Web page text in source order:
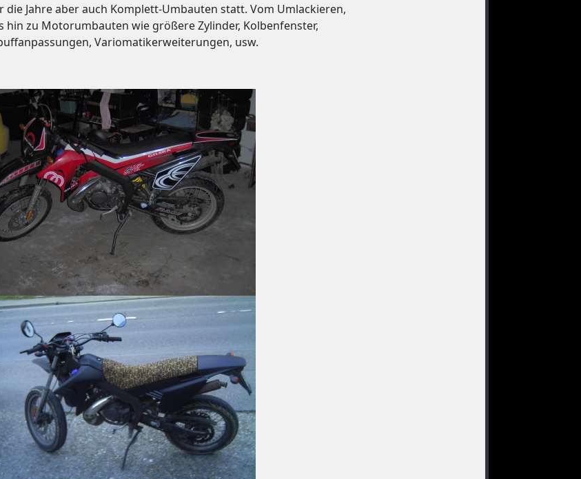
die Jahre aber auch Komplett-Umbauten statt. Vom Umlackieren,
hin zu Motorumbauten wie größere Zylinder, Kolbenfenster,
Variomatikerweiterungen, usw.